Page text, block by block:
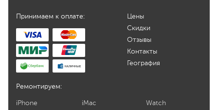
Принимаем к оплате:
Цены
Скидки
Отзывы
Контакты
География
Ремонтируем:
iPhone iMac Watch